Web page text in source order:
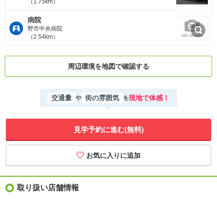
（1.75km）
病院
野市中央病院
（2.54km）
周辺環境を地図で確認する
交通量 や 街の雰囲気 を現地で体感！
見学予約に進む(無料)
取り扱い店舗情報